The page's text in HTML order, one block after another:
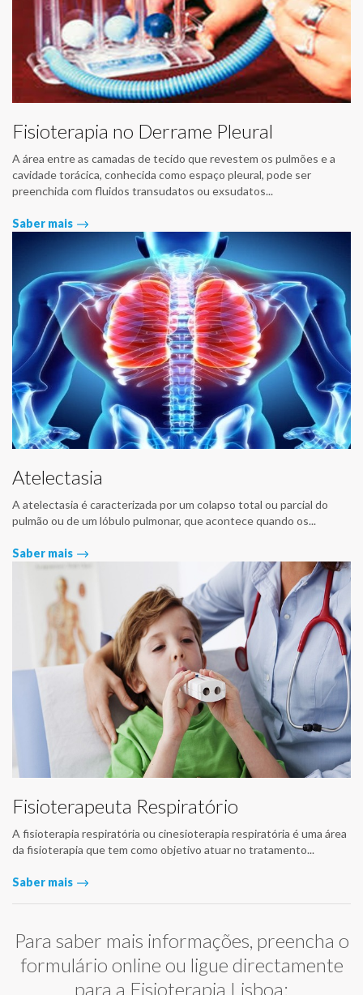
Fisioterapia no Derrame Pleural
A área entre as camadas de tecido que revestem os pulmões e a
cavidade torácica, conhecida como espaço pleural, pode ser
preenchida com fluidos transudatos ou exsudatos...
Saber mais
Atelectasia
A atelectasia é caracterizada por um colapso total ou parcial do
pulmão ou de um lóbulo pulmonar, que acontece quando os...
Saber mais
Fisioterapeuta Respiratório
A fisioterapia respiratória ou cinesioterapia respiratória é uma área
da fisioterapia que tem como objetivo atuar no tratamento...
Saber mais
Para saber mais informações, preencha o
formulário online ou ligue directamente
para a Fisioterapia Lisboa: